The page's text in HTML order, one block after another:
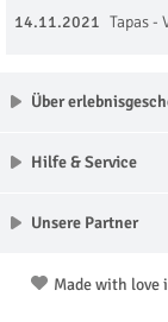
14.11.2021 Tapas -
Über
Hilfe & Service
Unsere Partner
Made with